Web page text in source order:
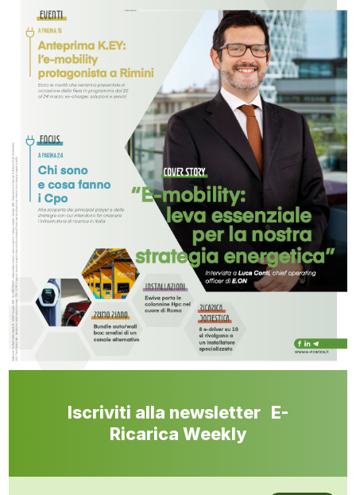
Iscriviti alla newsletter E-
Ricarica Weekly